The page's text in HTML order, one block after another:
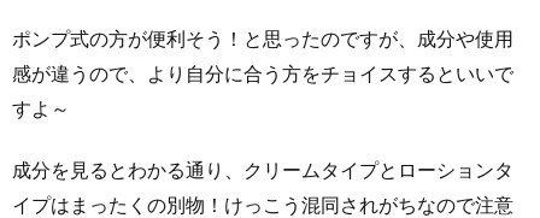
ポンプ式の方が便利そう！と思ったのですが、成分や使用
感が違うので、より自分に合う方をチョイスするといいで
すよ～
成分を見るとわかる通り、クリームタイプとローションタ
イプはまったくの別物！けっこう混同されがちなので注意